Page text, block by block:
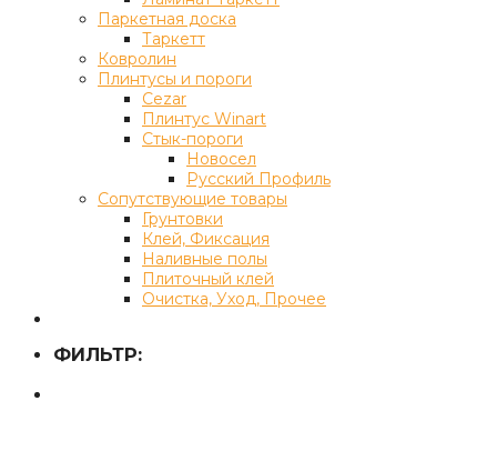
Паркетная доска
Таркетт
Ковролин
Плинтусы и пороги
Cezar
Плинтус Winart
Стык-пороги
Новосел
Русский Профиль
Сопутствующие товары
Грунтовки
Клей, Фиксация
Наливные полы
Плиточный клей
Очистка, Уход, Прочее
ФИЛЬТР: